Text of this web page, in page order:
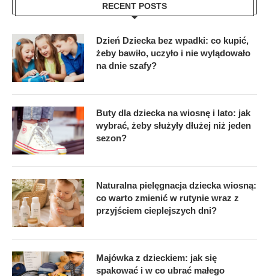
RECENT POSTS
Dzień Dziecka bez wpadki: co kupić,
żeby bawiło, uczyło i nie wylądowało
na dnie szafy?
Buty dla dziecka na wiosnę i lato: jak
wybrać, żeby służyły dłużej niż jeden
sezon?
Naturalna pielęgnacja dziecka wiosną:
co warto zmienić w rutynie wraz z
przyjściem cieplejszych dni?
Majówka z dzieckiem: jak się
spakować i w co ubrać małego